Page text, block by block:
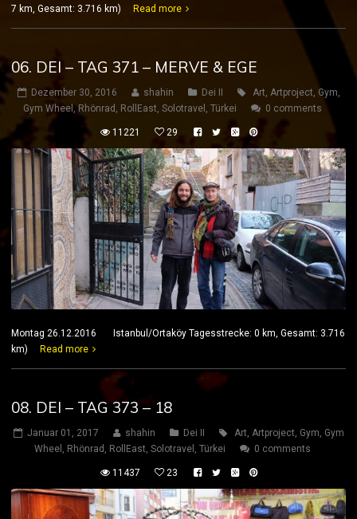
7 km, Gesamt: 3.716 km)
Read more
06. DEI – TAG 371 – MERVE & EGE
Dezember 30, 2016 shahin Dei II Art, Artproject, Gym,
Gym Wheel , Rhönrad , RollEast, Solotravel , Türkei 0 comments
11221 29
Montag 26.12.2016 Istanbul/Ortaköy Tagesstrecke: 0 km, Gesamt: 3.716
km)
Read more
08. DEI – TAG 373 – 18
Januar 01, 2017 shahin Dei II Art, Artproject, Gym, Gym
Wheel , Rhönrad , RollEast, Solotravel , Türkei 0 comments
11437 23